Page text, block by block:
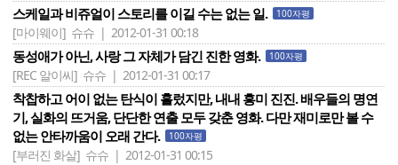
스케일과 비쥬얼이 스토리를 이길 수는 없는 일. 100자평
[마이웨이] 슈슈 | 2012-01-31 00:18
동성애가 아닌, 사랑 그 자체가 담긴 진한 영화. 100자평
[REC 알이씨] 슈슈 | 2012-01-31 00:17
착찹하고 어이 없는 탄식이 흘렀지만, 내내 흥미 진진. 배우들의 명연
기, 실화의 뜨거움, 단단한 연출 모두 갖춘 영화. 다만 재미로만 볼 수
없는 안타까움이 오래 간다.
100자평
[부러진 화살] 슈슈 | 2012-01-31 00:15